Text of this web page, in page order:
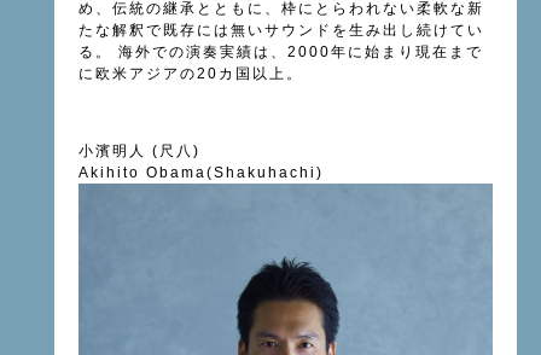
め、伝統の継承とともに、枠にとらわれない柔軟な新
たな解釈で既存には無いサウンドを生み出し続けてい
る。 海外での演奏実績は、2000年に始まり現在まで
に欧米アジアの20カ国以上。
小濱明人 (尺八)
Akihito Obama(Shakuhachi)